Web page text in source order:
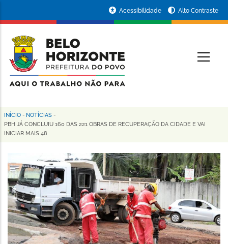
conteúdo
principal
da
Prefeitura
de
Horizonte
Acessibilidade Alto Contraste
Trilha
de
navegação
INÍCIO - NOTÍCIAS -
PBH JÁ CONCLUIU 160 DAS 221 OBRAS DE RECUPERAÇÃO DA CIDADE E VAI
INICIAR MAIS 48